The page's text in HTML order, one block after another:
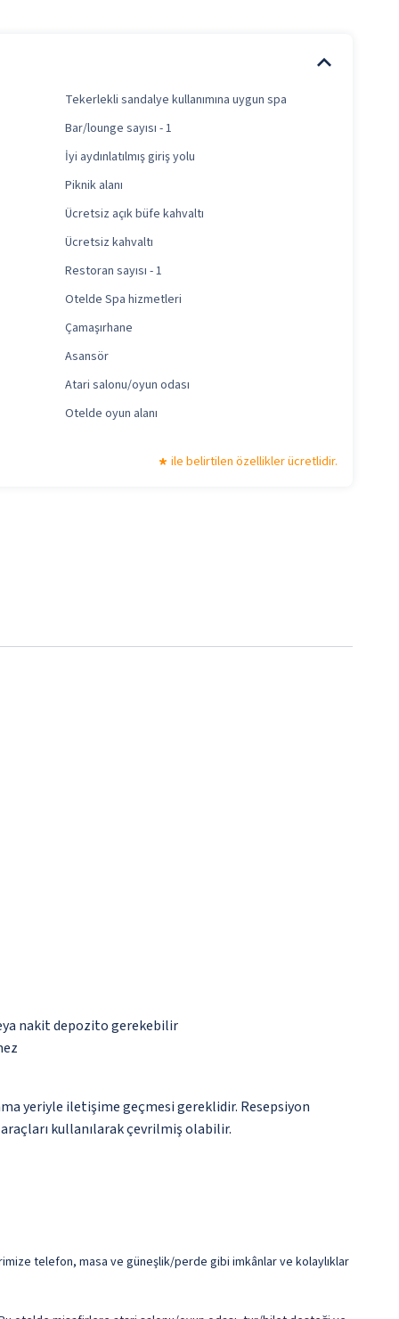
Tekerlekli sandalye kullanımına uygun spa
Bar/lounge sayısı - 1
İyi aydınlatılmış giriş yolu
Piknik alanı
Ücretsiz açık büfe kahvaltı
Ücretsiz kahvaltı
Restoran sayısı - 1
Otelde Spa hizmetleri
Çamaşırhane
Asansör
Atari salonu/oyun odası
Otelde oyun alanı
ile belirtilen özellikler ücretlidir.
nakit depozito gerekebilir
yeriyle iletişime geçmesi gereklidir. Resepsiyon
kullanılarak çevrilmiş olabilir.
telefon, masa ve güneşlik/perde gibi imkânlar ve kolaylıklar